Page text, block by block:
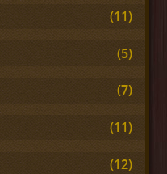
(11)
(5)
(7)
(11)
(12)